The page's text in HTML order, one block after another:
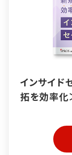
インサイド
拓を効率化